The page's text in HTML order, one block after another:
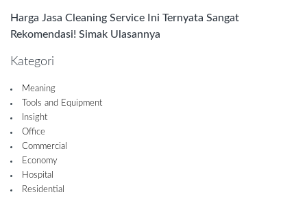
Harga Jasa Cleaning Service Ini Ternyata Sangat
Rekomendasi! Simak Ulasannya
Kategori
Meaning
Tools and Equipment
Insight
Office
Commercial
Economy
Hospital
Residential